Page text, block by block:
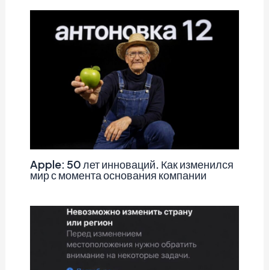
Apple: 50 лет инноваций. Как изменился
мир с момента основания компании